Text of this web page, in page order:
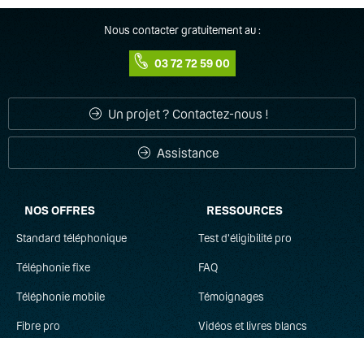
Nous contacter gratuitement au :
03 72 72 59 00
Un projet ? Contactez-nous !
Assistance
NOS OFFRES
Standard téléphonique
Téléphonie fixe
Téléphonie mobile
Fibre pro
RESSOURCES
Test d'éligibilité pro
FAQ
Témoignages
Vidéos et livres blancs